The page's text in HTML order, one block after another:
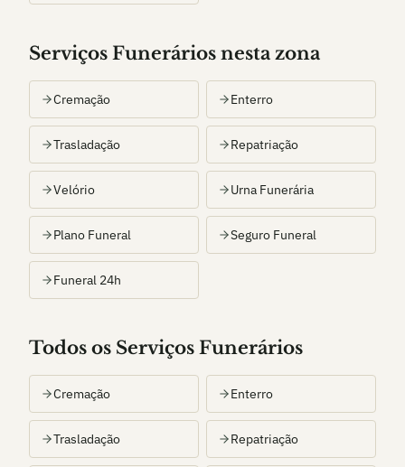
Serviços Funerários nesta zona
Cremação Enterro
Trasladação Repatriação
Velório Urna Funerária
Plano Funeral Seguro Funeral
Funeral 24h
Todos os Serviços Funerários
Cremação Enterro
Trasladação Repatriação